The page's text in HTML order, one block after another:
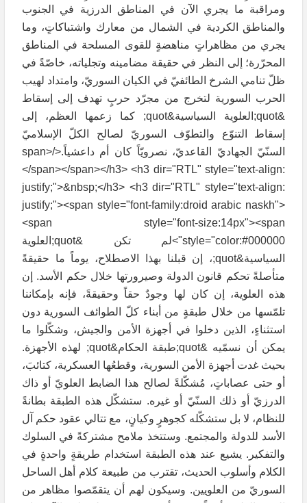
ومراقبة ما يجري الآن في المناطق الدرزية في الجنوب
والمناطق الكردية في الشمال من معارك واشتباكاتٍ، وما
يجري من مظاهراتٍ مناهضةٍ للقوى المسلحة في المناطق
المحرّرة؛ إلى النظر في حقيقة مضامينه وتجلياته، خاصّةً في
ظلّ تنامي الشرخ الطائفيّ في الكيان السوريّ، وامتداد لهيب
الحرب السورية لتخرج من مجرّد حربٍ تهدف إلى إسقاط
&quot;العلوية السياسية&quot; كما زعمها العظم، إلى
إسقاط التنوّع والتطوّف السوريّ لصالح الكلّ الإسلاميّ
السنّيّ الجهاديّ القاعديّ، نصرويّاً كان أم داعشياً.</span>
</span></span></h3> <h3 dir="RTL" style="text-align:
justify;">&nbsp;</h3> <h3 dir="RTL" style="text-align:
justify;"><span style="font-family:droid arabic naskh">
<span style="font-size:14px"><span
style="color:#000000">لم تكن &quot;العلوية
السياسية&quot;، إن قبلنا بهذا الاصطلاح، يوماً ما حقيقةً
متأصلةً تحكم قانون الدولة وصيرورتها خلال حكم الأسد. إن
هذه العلوية، إن كان لها وجودٌ حقاً وحقيقةً، فإنه بإمكاننا
تلمّسها من خلال طبقةٍ من أبناء كلّ الطوائف السورية دون
استثناءٍ، الذين دخلوا في أجهزة الأمن والجيش، وشكّلوا ما
يمكن أن نسمّيه &quot;طبقة الحكام&quot; لهذه الأجهزة.
بحيث غدت أجهزة الأمن السورية، وقطعُها العسكرية، كتائبَ،
أو حتى عصاباتٍ، مُشكّلةً لصالح هذا الضابط العلويّ أو ذاك
الدرزيّ أو ذلك السنّيّ أو غيره. ستشكّل هذه الطبقة بطانةً
للنظام، لا بل ستشكّله كجوهرٍ وكيانٍ، مع تتالي عقود حكم آل
الأسد للدولة والمجتمع. وستتخذ ملامح مشتركةً في السلوك
والتفكير. يشيع عند هذه الطبقة استخدام طريقةٍ واحدةٍ في
الكلام وأسلوب الحديث، تقترب من طبيعة كلام أهل الساحل
السوريّ من العلويين. وسيكون لهم أن يتقمّصوا مظاهر من